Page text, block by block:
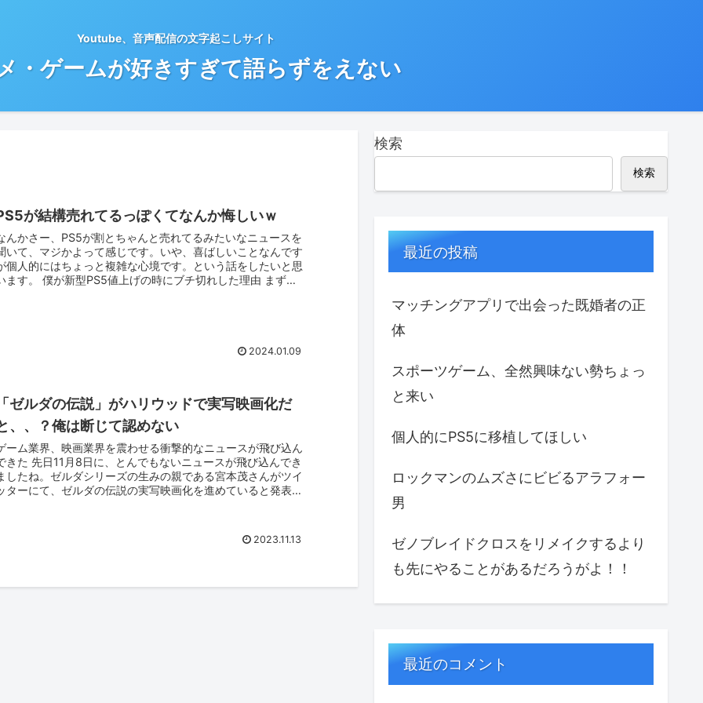
Youtube、音声配信の文字起こしサイト
・ゲームが好きすぎて語らずをえない
が結構売れてるっぽくてなんか悔しいｗ
んかさー、PS5が割とちゃんと売れてるみたいなニュースを
いて、マジかよって感じです。いや、喜ばしいことなんです
個人的にはちょっと複雑な心境です。という話をしたいと思
ます。 僕が新型PS5値上げの時にブチ切れした理由 まず、
2024.01.09
ゼルダの伝説」がハリウッドで実写映画化だ
、、？俺は断じて認めない
ーム業界、映画業界を震わせる衝撃的なニュースが飛び込ん
きた 先日11月8日に、とんでもないニュースが飛び込んでき
したね。ゼルダシリーズの生みの親である宮本茂さんがツイ
ターにて、ゼルダの伝説の実写映画化を進めていると発表し
2023.11.13
検索
検索
最近の投稿
マッチングアプリで出会った既婚者の正
体
スポーツゲーム、全然興味ない勢ちょっ
と来い
個人的にPS5に移植してほしい
ロックマンのムズさにビビるアラフォー
男
ゼノブレイドクロスをリメイクするより
も先にやることがあるだろうがよ！！
最近のコメント